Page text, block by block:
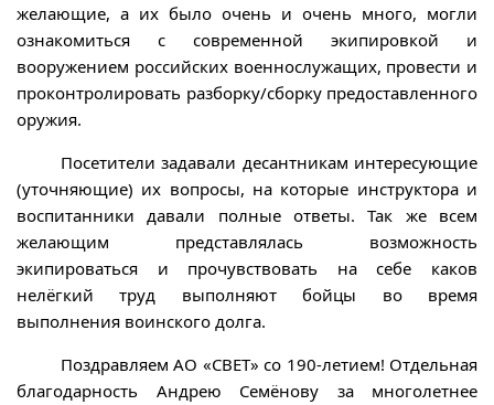
желающие, а их было очень и очень много, могли
ознакомиться с современной экипировкой и
вооружением российских военнослужащих, провести и
проконтролировать разборку/сборку предоставленного
оружия.
Посетители задавали десантникам интересующие
(уточняющие) их вопросы, на которые инструктора и
воспитанники давали полные ответы. Так же всем
желающим представлялась возможность
экипироваться и прочувствовать на себе каков
нелёгкий труд выполняют бойцы во время
выполнения воинского долга.
Поздравляем АО «СВЕТ» со 190-летием! Отдельная
благодарность Андрею Семёнову за многолетнее